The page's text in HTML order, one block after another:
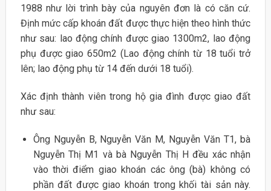
1988 như lời trình bày của nguyên đơn là có căn cứ.
Định mức cấp khoán đất được thực hiện theo hình thức
như sau: lao động chính được giao 1300m2, lao động
phụ được giao 650m2 (Lao động chính từ 18 tuổi trở
lên; lao động phụ từ 14 đến dưới 18 tuổi).
Xác định thành viên trong hộ gia đình được giao đất
như sau:
Ông Nguyễn B, Nguyễn Văn M, Nguyễn Văn T1, bà
Nguyễn Thị M1 và bà Nguyễn Thị H đều xác nhận
vào thời điểm giao khoán các ông (bà) không có
phần đất được giao khoán trong khối tài sản này.